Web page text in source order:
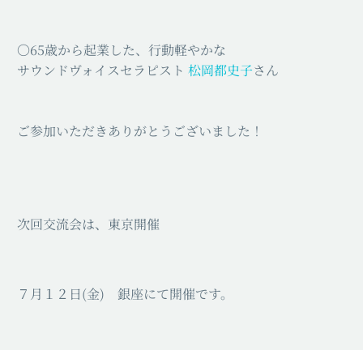
〇65歳から起業した、行動軽やかな
サウンドヴォイスセラピスト 松岡都史子さん
ご参加いただきありがとうございました！
次回交流会は、東京開催
７月１２日(金) 銀座にて開催です。